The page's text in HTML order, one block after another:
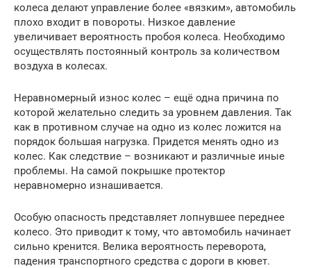
колеса делают управление более «вязким», автомобиль
плохо входит в повороты. Низкое давление
увеличивает вероятность пробоя колеса. Необходимо
осуществлять постоянный контроль за количеством
воздуха в колесах.
Неравномерный износ колес – ещё одна причина по
которой желательно следить за уровнем давления. Так
как в противном случае на одно из колес ложится на
порядок большая нагрузка. Придется менять одно из
колес. Как следствие – возникают и различные иные
проблемы. На самой покрышке протектор
неравномерно изнашивается.
Особую опасность представляет лопнувшее переднее
колесо. Это приводит к тому, что автомобиль начинает
сильно кренится. Велика вероятность переворота,
падения транспортного средства с дороги в кювет.